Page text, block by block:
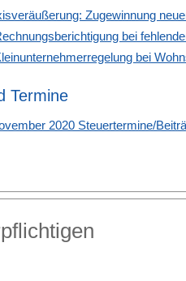
Zugewinnung
bei
bei
Termine
2020 Steuertermine/